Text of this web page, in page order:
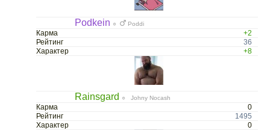
Podkein ○ Poddi
Карма
+2
Рейтинг
36
Характер
+8
Rainsgard ○ Johny Nocash
Карма
0
Рейтинг
1495
Характер
0